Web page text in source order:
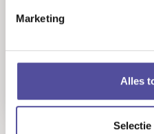
Marketing
Alles
Selectie
Corona
Vanaf nu dragen alle